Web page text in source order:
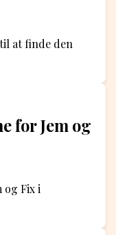
at finde den
for Jem og
og Fix i